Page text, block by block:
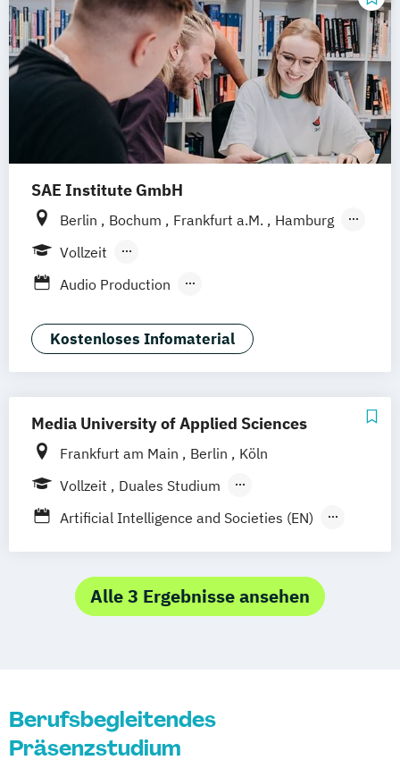
SAE Institute GmbH
Berlin Bochum Frankfurt a.M.
Hamburg
Köln
Leipzig
Vollzeit
Berufsbegleitendes Präsenzstudium
Audio Production
Digital Film Production Event Engineering
Game Art Animation
Professional Media Creation
Professional Practice (Creative Media
Industries)
Software Engineering
Kostenloses Infomaterial
Media University of Applied Sciences
Frankfurt am Main Berlin
Köln
Vollzeit
Duales Studium
Berufsbegleitendes Präsenzstudium
Artificial Intelligence and Societies (EN)
Game Design und Interaktive Medien
Internationales Marketing und
Kommunikationsdesign und Kreative
Strategien (DE/EN)
Alle 3 Ergebnisse ansehen
Berufsbegleitendes
Präsenzstudium